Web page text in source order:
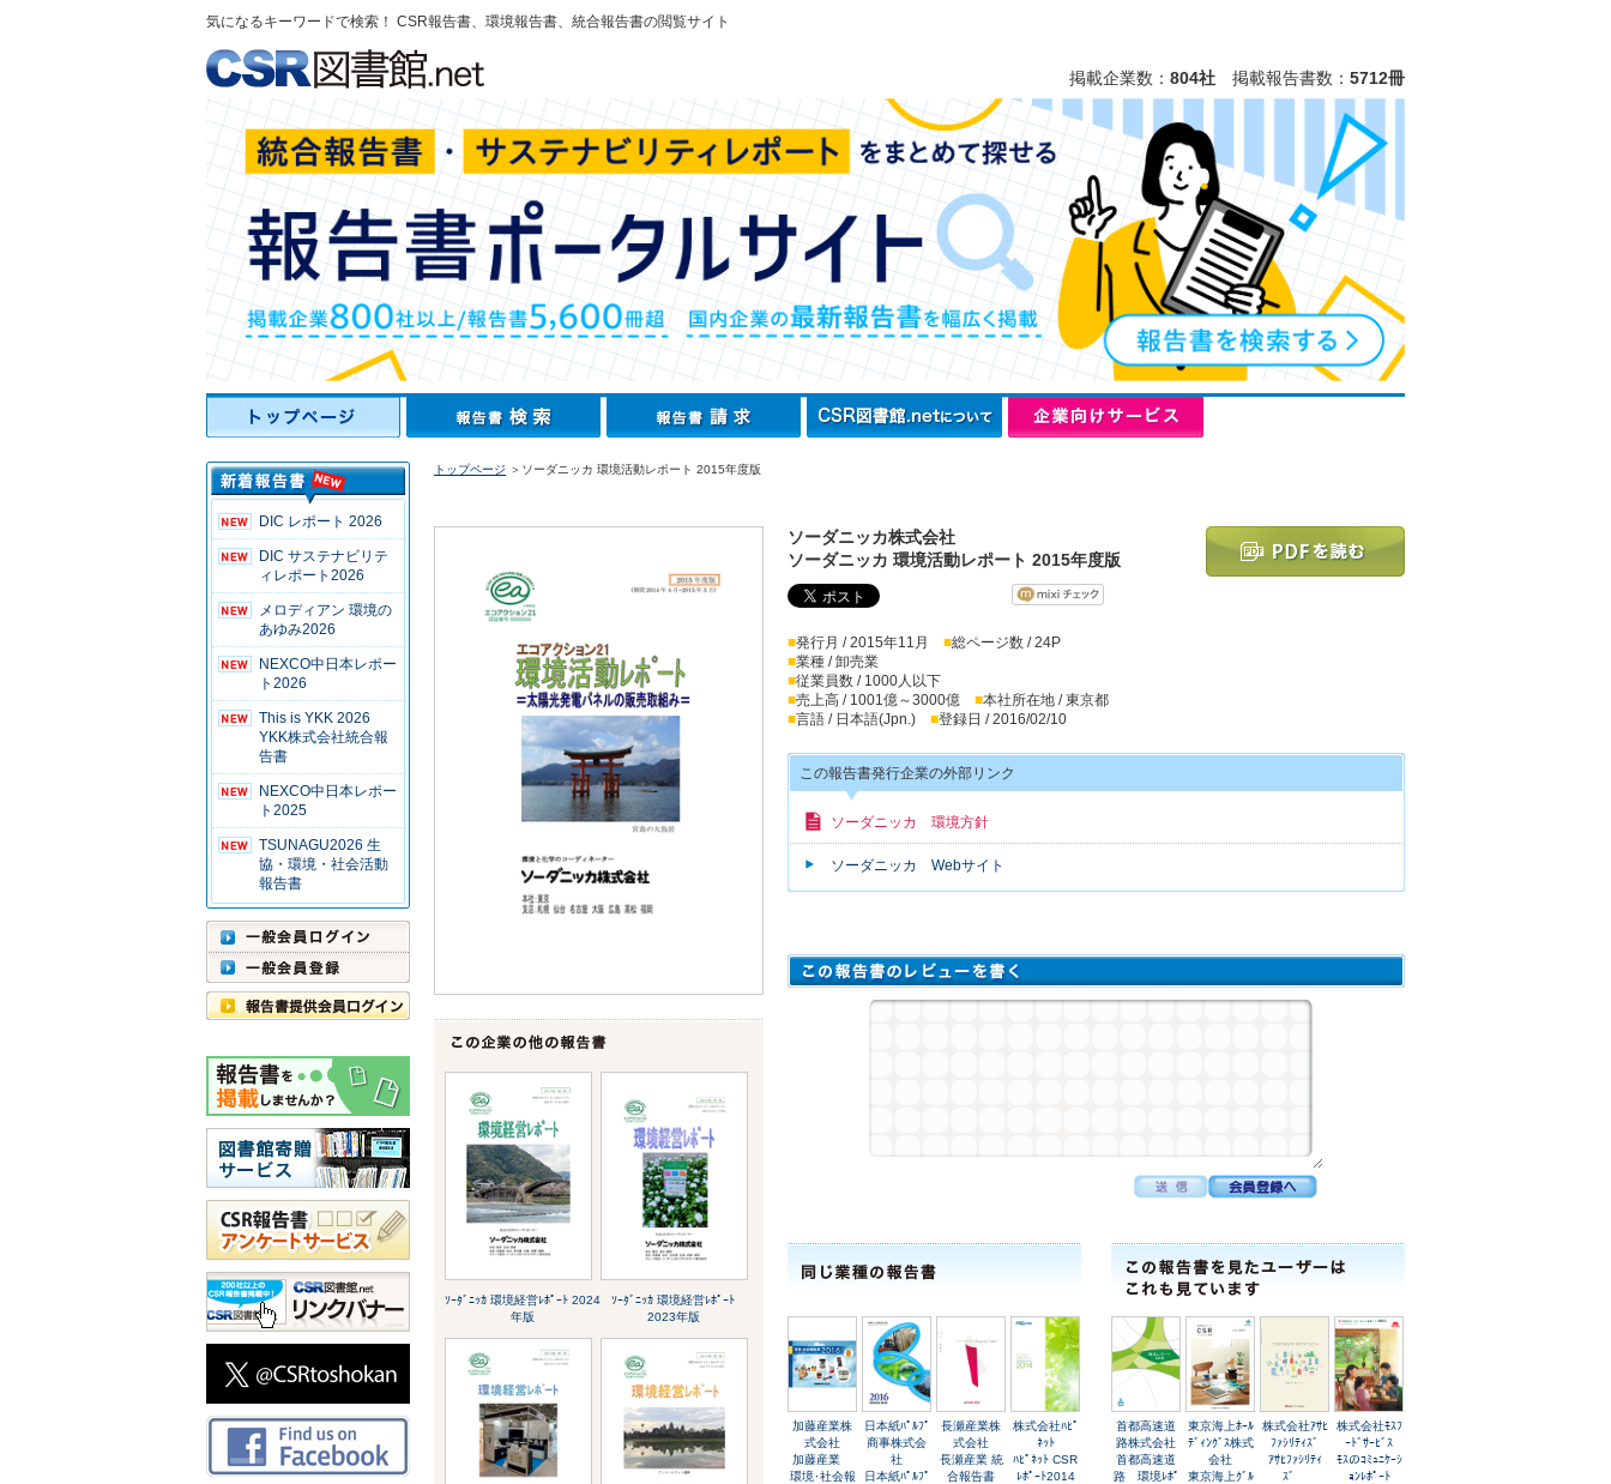
気になるキーワードで検索！ CSR報告書、環境報告書、統合報告書の閲覧サイト
掲載企業数： 804社 掲載報告書数： 5712冊
DIC レポート 2026
DIC サステナビリテ
ィレポート2026
メロディアン 環境の
あゆみ2026
NEXCO中日本レポー
ト2026
This is YKK 2026
YKK株式会社統合報
告書
NEXCO中日本レポー
ト2025
TSUNAGU2026 生
協・環境・社会活動
報告書
トップページ ＞ソーダニッカ 環境活動レポート 2015年度版
ｿｰﾀﾞﾆｯｶ 環境経営ﾚﾎﾟｰﾄ 2024
年版
ｿｰﾀﾞﾆｯｶ 環境経営ﾚﾎﾟｰﾄ
2023年版
ソーダニッカ株式会社
ソーダニッカ 環境活動レポート 2015年度版
■発行月 / 2015年11月 ■総ページ数 / 24P
■業種 / 卸売業
■従業員数 / 1000人以下
■売上高 / 1001億～3000億 ■本社所在地 / 東京都
■言語 / 日本語(Jpn.) ■登録日 / 2016/02/10
この報告書発行企業の外部リンク
ソーダニッカ 環境方針
ソーダニッカ Webサイト
加藤産業株
式会社
加藤産業
環境･社会報
日本紙ﾊﾟﾙﾌﾟ
商事株式会
社
日本紙ﾊﾟﾙﾌﾟ
長瀬産業株
式会社
長瀬産業 統
合報告書
株式会社ﾊﾋﾟ
ﾈｯﾄ
ﾊﾋﾟﾈｯﾄ CSR
ﾚﾎﾟｰﾄ2014
首都高速道
路株式会社
首都高速道
路 環境ﾚﾎﾟ
東京海上ﾎｰﾙ
ﾃﾞｨﾝｸﾞｽ株式
会社
東京海上ｸﾞﾙ
株式会社ｱｻﾋ
ﾌｧｼﾘﾃｨｽﾞ
ｱｻﾋﾌｧｼﾘﾃｨ
ｽﾞ
株式会社ﾓｽﾌ
ｰﾄﾞｻｰﾋﾞｽ
ﾓｽのｺﾐｭﾆｹｰｼ
ｮﾝﾚﾎﾟｰﾄ